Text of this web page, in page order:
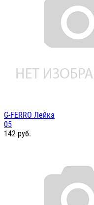
G-FERRO Лейка
05
142 руб.